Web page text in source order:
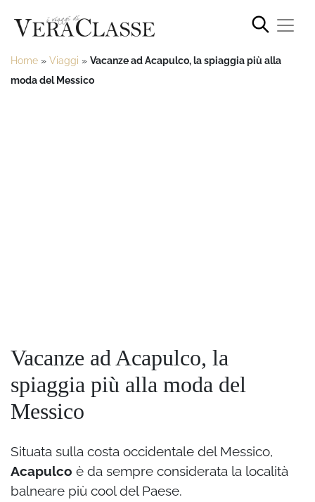
Home » Viaggi » Vacanze ad Acapulco, la spiaggia più alla
moda del Messico
Vacanze ad Acapulco, la
spiaggia più alla moda del
Messico
Situata sulla costa occidentale del Messico,
Acapulco è da sempre considerata la località
balneare più cool del Paese.